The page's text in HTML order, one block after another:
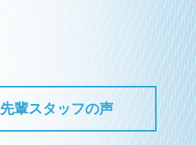
先輩スタッフの声